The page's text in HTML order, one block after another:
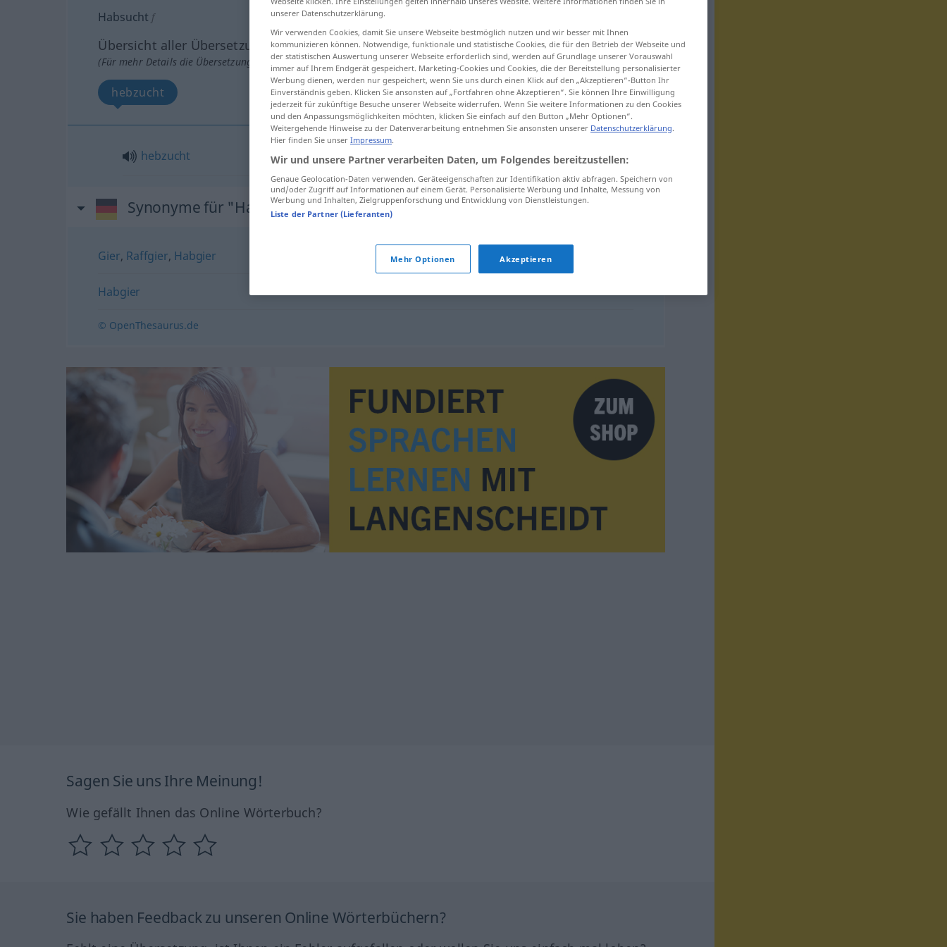
Habsucht f
Übersicht aller Übersetzungen
(Für mehr Details die Übersetzung anklicken/antippen)
hebzucht
hebzucht Habsucht
Synonyme für "Habsucht"
Gier, Raffgier, Habgier
Habgier
© OpenThesaurus.de
Sagen Sie uns Ihre Meinung!
Wie gefällt Ihnen das Online Wörterbuch?
Sie haben Feedback zu unseren Online Wörterbüchern?
unserer Datenschutzerklärung.
Wir verwenden Cookies, damit Sie unsere Webseite bestmöglich nutzen und wir besser mit Ihnen
kommunizieren können. Notwendige, funktionale und statistische Cookies, die für den Betrieb der Webseite und
der statistischen Auswertung unserer Webseite erforderlich sind, werden auf Grundlage unserer Vorauswahl
immer auf Ihrem Endgerät gespeichert. Marketing-Cookies und Cookies, die der Bereitstellung personalisierter
Werbung dienen, werden nur gespeichert, wenn Sie uns durch einen Klick auf den „Akzeptieren“-Button Ihr
Einverständnis geben. Klicken Sie ansonsten auf „Fortfahren ohne Akzeptieren“. Sie können Ihre Einwilligung
jederzeit für zukünftige Besuche unserer Webseite widerrufen. Wenn Sie weitere Informationen zu den Cookies
und den Anpassungsmöglichkeiten möchten, klicken Sie einfach auf den Button „Mehr Optionen“.
Weitergehende Hinweise zu der Datenverarbeitung entnehmen Sie ansonsten unserer Datenschutzerklärung.
Hier finden Sie unser Impressum.
Wir und unsere Partner verarbeiten Daten, um Folgendes bereitzustellen:
Genaue Geolocation-Daten verwenden. Geräteeigenschaften zur Identifikation aktiv abfragen. Speichern von
und/oder Zugriff auf Informationen auf einem Gerät. Personalisierte Werbung und Inhalte, Messung von
Werbung und Inhalten, Zielgruppenforschung und Entwicklung von Dienstleistungen.
Liste der Partner (Lieferanten)
Mehr Optionen Akzeptieren